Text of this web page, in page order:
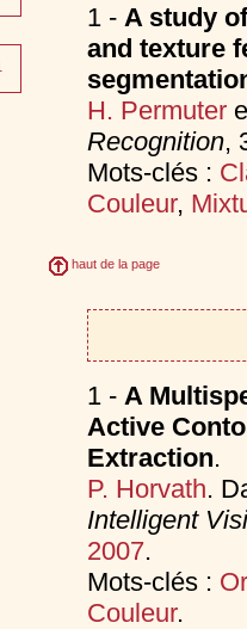
1 - A study
and texture
H. Permuter
Recognition,
Mots-clés :
Couleur,
haut de la page
1 - A
Active
Extraction.
P. Horvath.
Intelligent
2007.
Mots-clés :
Couleur.